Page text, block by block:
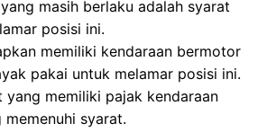
masih berlaku adalah syarat
posisi ini.
memiliki kendaraan bermotor
pakai untuk melamar posisi ini.
yang memiliki pajak kendaraan
syarat.